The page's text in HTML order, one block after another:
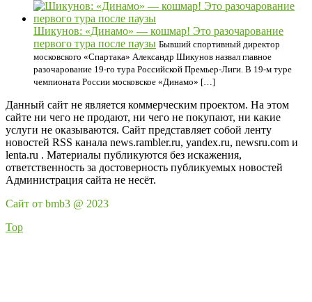
Шикунов: «Динамо» — кошмар! Это разочарование
первого тура после паузы Бывший спортивный директор
московского «Спартака» Александр Шикунов назвал главное
разочарование 19-го тура Российской Премьер-Лиги. В 19-м туре
чемпионата России московское «Динамо» […]
Данный сайт не является коммерческим проектом. На этом
сайте ни чего не продают, ни чего не покупают, ни какие
услуги не оказываются. Сайт представляет собой ленту
новостей RSS канала news.rambler.ru, yandex.ru, newsru.com и
lenta.ru . Материалы публикуются без искажения,
ответственность за достоверность публикуемых новостей
Администрация сайта не несёт.
Сайт от bmb3 @ 2023
Top